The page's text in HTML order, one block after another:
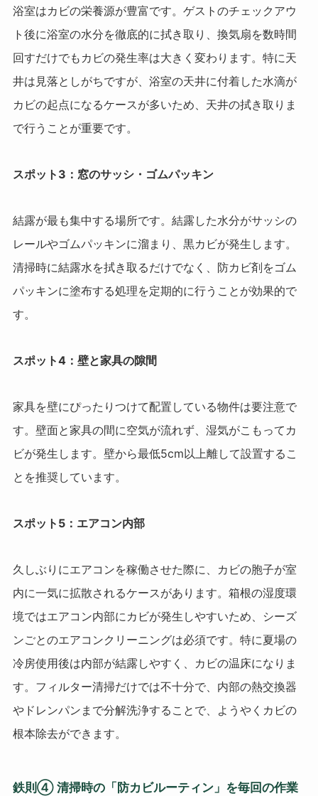
浴室はカビの栄養源が豊富です。ゲストのチェックアウ
ト後に浴室の水分を徹底的に拭き取り、換気扇を数時間
回すだけでもカビの発生率は大きく変わります。特に天
井は見落としがちですが、浴室の天井に付着した水滴が
カビの起点になるケースが多いため、天井の拭き取りま
で行うことが重要です。
スポット3：窓のサッシ・ゴムパッキン
結露が最も集中する場所です。結露した水分がサッシの
レールやゴムパッキンに溜まり、黒カビが発生します。
清掃時に結露水を拭き取るだけでなく、防カビ剤をゴム
パッキンに塗布する処理を定期的に行うことが効果的で
す。
スポット4：壁と家具の隙間
家具を壁にぴったりつけて配置している物件は要注意で
す。壁面と家具の間に空気が流れず、湿気がこもってカ
ビが発生します。壁から最低5cm以上離して設置するこ
とを推奨しています。
スポット5：エアコン内部
久しぶりにエアコンを稼働させた際に、カビの胞子が室
内に一気に拡散されるケースがあります。箱根の湿度環
境ではエアコン内部にカビが発生しやすいため、シーズ
ンごとのエアコンクリーニングは必須です。特に夏場の
冷房使用後は内部が結露しやすく、カビの温床になりま
す。フィルター清掃だけでは不十分で、内部の熱交換器
やドレンパンまで分解洗浄することで、ようやくカビの
根本除去ができます。
鉄則④ 清掃時の「防カビルーティン」を毎回の作業